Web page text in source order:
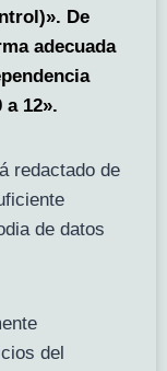
De
adecuada
12».
redactado de
de datos
del